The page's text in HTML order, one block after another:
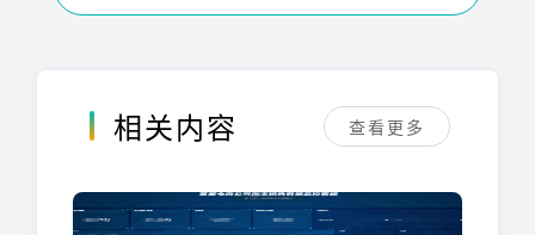
相关内容 查看更多